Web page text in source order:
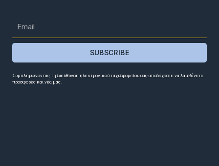
SUBSCRIBE
Συμπληρώνοντας τη διεύθυνση ηλεκτρονικού ταχυδρομείου σας αποδέχεστε να λαμβάνετε
προσφορές και νέα μας.